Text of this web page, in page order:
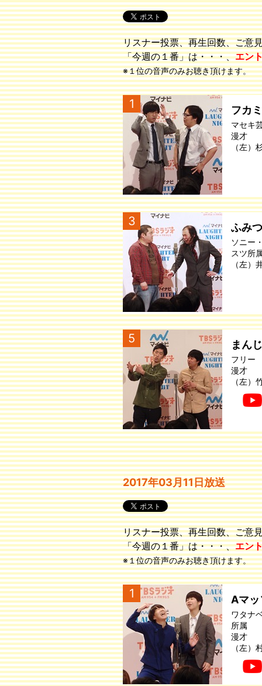
リスナー投票、再生回数、ご意
「今週の１番」は・・・、エン
※１位の音声のみお聴き頂けます。
1 フカ
マセキ
漫才
（左
3 ふみ
ソニー
スツ所
（左
5 まん
フリー
漫才
（左
2017年03月11日放送
リスナー投票、再生回数、ご意
「今週の１番」は・・・、エン
※１位の音声のみお聴き頂けます。
1 Aマッ
ワタナ
所属
漫才
（左